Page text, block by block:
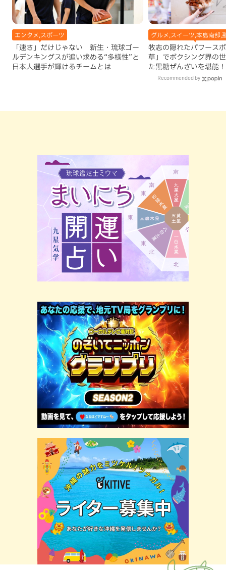
エンタメ,スポーツ
「速さ」だけじゃない 新生・琉球ゴー
ルデンキングスが追い求める“多様性”と
日本人選手が輝けるチームとは
グルメ,スイーツ,本島南部,
牧志の隠れたパワース
草」でボクシング界の
た黒糖ぜんざいを堪能
手作りケーキも要チェ
Recommended by